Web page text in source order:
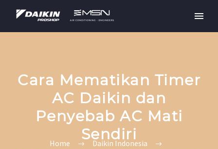
Cara Mematikan Timer
AC Daikin dan
Penyebab AC Mati
Sendiri
Home
Daikin Indonesia